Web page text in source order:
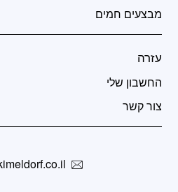
מבצעים חמים
עזרה
החשבון שלי
צור קשר